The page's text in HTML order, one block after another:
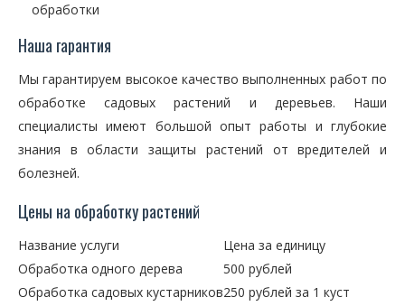
обработки
Наша гарантия
Мы гарантируем высокое качество выполненных работ по
обработке садовых растений и деревьев. Наши
специалисты имеют большой опыт работы и глубокие
знания в области защиты растений от вредителей и
болезней.
Цены на обработку растений
Название услуги
Цена за единицу
Обработка одного дерева
500 рублей
Обработка садовых кустарников250 рублей за 1 куст